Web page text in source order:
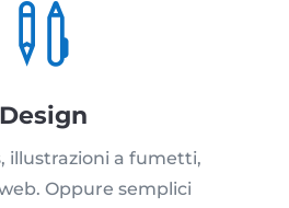

Design
illustrazioni a fumetti,
Oppure semplici